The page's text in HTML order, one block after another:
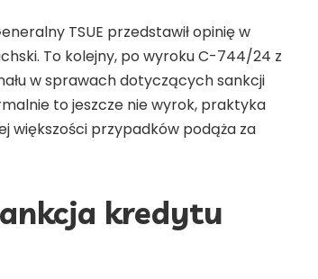
TSUE przedstawił opinię w
To kolejny, po wyroku C-744/24 z
w sprawach dotyczących sankcji
to jeszcze nie wyrok, praktyka
większości przypadków podąża za
kredytu